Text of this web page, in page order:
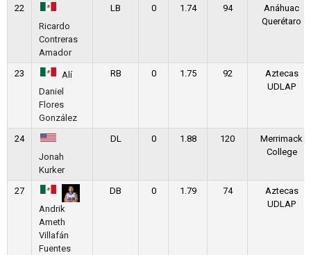
22
Ricardo
Contreras
Amador
LB 0 1.74 94
Anáhuac
Querétaro
23
Alí
Daniel
Flores
González
RB 0 1.75 92
Aztecas
UDLAP
24
Jonah
Kurker
DL 0 1.88 120
Merrimack
College
27
Andrik
Ameth
Villafán
Fuentes
DB 0 1.79 74
Aztecas
UDLAP